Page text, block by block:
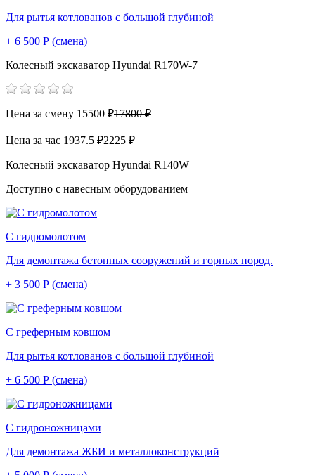
Для рытья котлованов с большой глубиной
+ 6 500 Р (смена)
Колесный экскаватор Hyundai R170W-7
Цена за смену 15500 ₽17800 ₽
Цена за час 1937.5 ₽2225 ₽
Колесный экскаватор Hyundai R140W
Доступно с навесным оборудованием
С гидромолотом
Для демонтажа бетонных сооружений и горных пород.
+ 3 500 Р (смена)
С греферным ковшом
Для рытья котлованов с большой глубиной
+ 6 500 Р (смена)
С гидроножницами
Для демонтажа ЖБИ и металлоконструкций